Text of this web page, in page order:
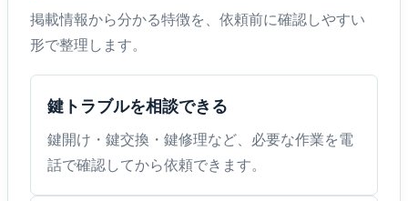
掲載情報から分かる特徴を、依頼前に確認しやすい
形で整理します。
鍵トラブルを相談できる
鍵開け・鍵交換・鍵修理など、必要な作業を電
話で確認してから依頼できます。